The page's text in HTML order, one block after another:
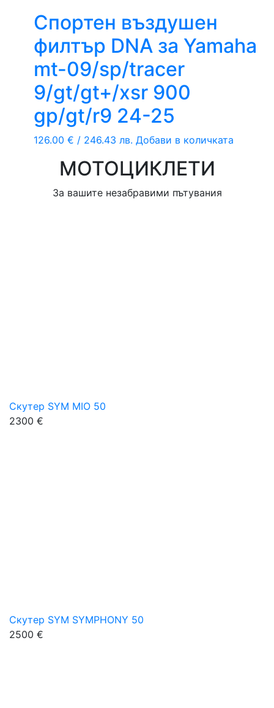
Спортен въздушен
филтър DNA за Yamaha
mt-09/sp/tracer
9/gt/gt+/xsr 900
gp/gt/r9 24-25
126.00 € / 246.43 лв. Добави в количката
МОТОЦИКЛЕТИ
За вашите незабравими пътувания
Скутер SYM MIO 50
2300 €
Скутер SYM SYMPHONY 50
2500 €